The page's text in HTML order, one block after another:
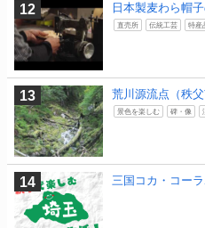
日本製麦わら帽
直売所 伝統工芸 特産
荒川源流点（秩父
景色を楽しむ 碑・像
三国コカ・コー